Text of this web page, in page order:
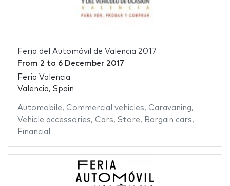
Feria del Automóvil de Valencia 2017
From 2 to 6 December 2017
Feria Valencia
Valencia, Spain
Automobile, Commercial vehicles, Caravaning,
Vehicle accessories, Cars, Store, Bargain cars,
Financial